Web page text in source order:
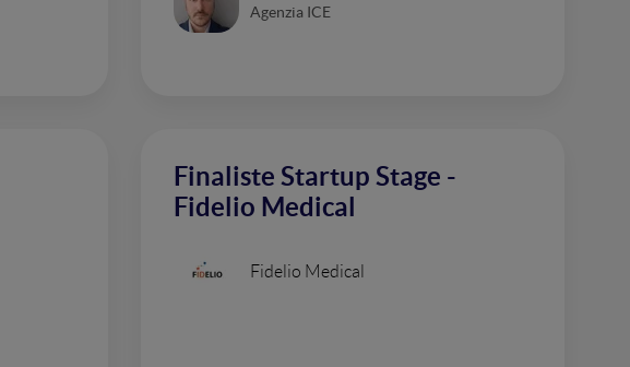
Agenzia ICE
Finaliste Startup Stage -
Fidelio Medical
Fidelio Medical